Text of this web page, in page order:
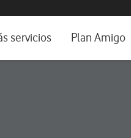
servicios Plan Amigo